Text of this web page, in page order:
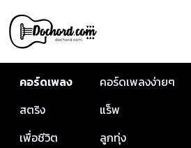
คอร์ดเพลง คอร์ดเพลงง่ายๆ
สตริง
แร็พ
เพื่อชีวิต
ลูกทุ่ง